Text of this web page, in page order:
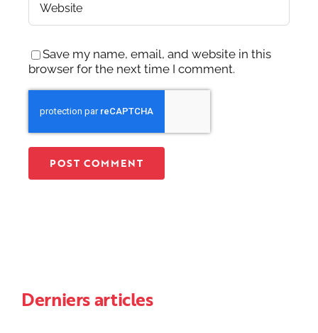
Save my name, email, and website in this
browser for the next time I comment.
Derniers articles